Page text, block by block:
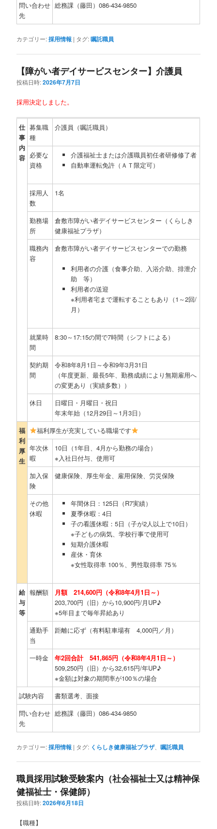
問い合わせ
先
総務課（藤田）086-434-9850
カテゴリー:採用情報 | タグ:嘱託職員
【障がい者デイサービスセンター】介護員
投稿日時:2026年7月7日
採用決定しました。
仕
事
内
容
募集職
種
介護員（嘱託職員）
必要な
資格
介護福祉士または介護職員初任者研修修了者
自動車運転免許（ＡＴ限定可）
採用人
数
1名
勤務場
所
倉敷市障がい者デイサービスセンター（くらしき
健康福祉プラザ）
職務内
容
倉敷市障がい者デイサービスセンターでの勤務
利用者の介護（食事介助、入浴介助、排泄介
助 等）
利用者の送迎
※利用者宅まで運転することもあり（1～2回/
月）
就業時
間
8:30～17:15の間で7時間（シフトによる）
契約期
間
令和8年8月1日～令和9年3月31日
（年度更新、最長5年、勤務成績により無期雇用へ
の変更あり（実績多数））
休日
日曜日・月曜日・祝日
年末年始（12月29日～1月3日）
福
利
厚
生
福利厚生が充実している職場です
年次休
暇
10日（1年目、4月から勤務の場合）
※入社日付与、使用可
加入保
険
健康保険、厚生年金、雇用保険、労災保険
その他
休暇
年間休日：125日（R7実績）
夏季休暇：4日
子の看護休暇：5日（子が2人以上で10日）
※子どもの病気、学校行事で使用可
短期介護休暇
産休・育休
※女性取得率 100％、男性取得率 75％
給
与
等
報酬額
月額 214,600円（令和8年4月1日～）
203,700円（旧）から10,900円/月UP♪
※5年目まで毎年昇給あり
通勤手
当
距離に応ず（有料駐車場有 4,000円／月）
一時金
年2回合計 541,865円（令和8年4月1日～）
509,250円（旧）から32,615円/年UP♪
※金額は対象の期間率が100％の場合
試験内容
書類選考、面接
問い合わせ
先
総務課（藤田）086-434-9850
カテゴリー:採用情報 | タグ: くらしき健康福祉プラザ、嘱託職員
職員採用試験受験案内（社会福祉士又は精神保
健福祉士・保健師）
投稿日時:2026年6月18日
【職種】